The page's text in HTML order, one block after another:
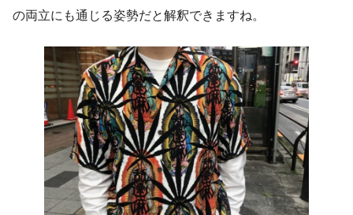
の両立にも通じる姿勢だと解釈できますね。